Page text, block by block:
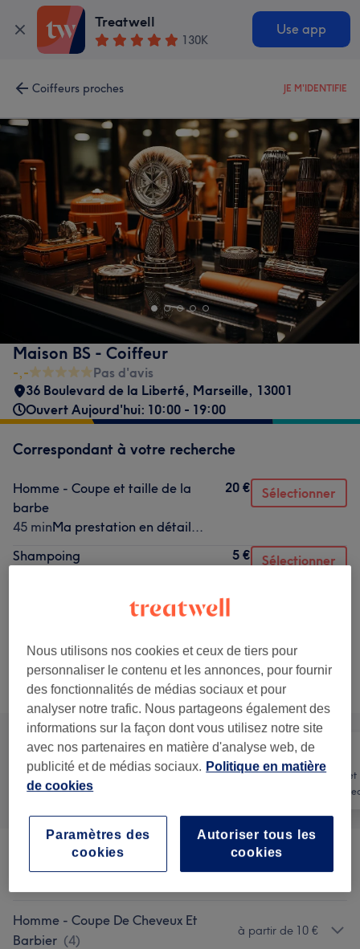
Treatwell
130K
Use app
Coiffeurs proches JE M'IDENTIFIE
Maison BS - Coiffeur
-,-
Pas d'avis
36 Boulevard de la Liberté, Marseille, 13001
Ouvert Aujourd'hui: 10:00 - 19:00
Correspondant à votre recherche
Homme - Coupe et taille de la
barbe
45 minMa prestation en détail...
20 € Sélectionner
Shampoing
5 € Sélectionner
Homme - Soin du visage
Ce n'est pas ce que vous recherchiez ?
Recherchez dans notre liste de prestations
Tout
Manucure et
Beauté des
Enfant - Coupe De Cheveux Et
à partir de 8 €
Homme - Coupe De Cheveux Et
Barbier (4)
à partir de 10 €
Nous utilisons nos cookies et ceux de tiers pour
personnaliser le contenu et les annonces, pour fournir
des fonctionnalités de médias sociaux et pour
analyser notre trafic. Nous partageons également des
informations sur la façon dont vous utilisez notre site
avec nos partenaires en matière d'analyse web, de
publicité et de médias sociaux. Politique en matière
de cookies
Autoriser tous les
cookies
Paramètres des
cookies